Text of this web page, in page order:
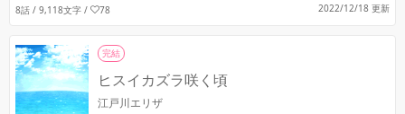
8話 / 9,118文字 / 78 2022/12/18 更新
完結
ヒスイカズラ咲く頃
江戸川エリザ